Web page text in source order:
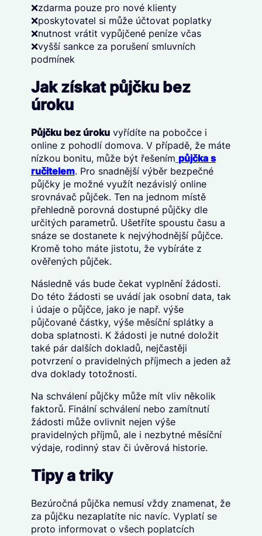
❌zdarma pouze pro nové klienty
❌poskytovatel si může účtovat poplatky
❌nutnost vrátit vypůjčené peníze včas
❌vyšší sankce za porušení smluvních
podmínek
Jak získat půjčku bez
úroku
Půjčku bez úrokuvyřídíte na pobočce i
online z pohodlí domova. V případě, že máte
nízkou bonitu, může být řešením půjčka s
ručitelem. Pro snadnější výběr bezpečné
půjčky je možné využít nezávislý online
srovnávač půjček. Ten na jednom místě
přehledně porovná dostupné půjčky dle
určitých parametrů. Ušetříte spoustu času a
snáze se dostanete k nejvýhodnější půjčce.
Kromě toho máte jistotu, že vybíráte z
ověřených půjček.
Následně vás bude čekat vyplnění žádosti.
Do této žádosti se uvádí jak osobní data, tak
i údaje o půjčce, jako je např. výše
půjčované částky, výše měsíční splátky a
doba splatnosti. K žádosti je nutné doložit
také pár dalších dokladů, nejčastěji
potvrzení o pravidelných příjmech a jeden až
dva doklady totožnosti.
Na schválení půjčky může mít vliv několik
faktorů. Finální schválení nebo zamítnutí
žádosti může ovlivnit nejen výše
pravidelných příjmů, ale i nezbytné měsíční
výdaje, rodinný stav či úvěrová historie.
Tipy a triky
Bezúročná půjčka nemusí vždy znamenat, že
za půjčku nezaplatíte nic navíc. Vyplatí se
proto informovat o všech poplatcích